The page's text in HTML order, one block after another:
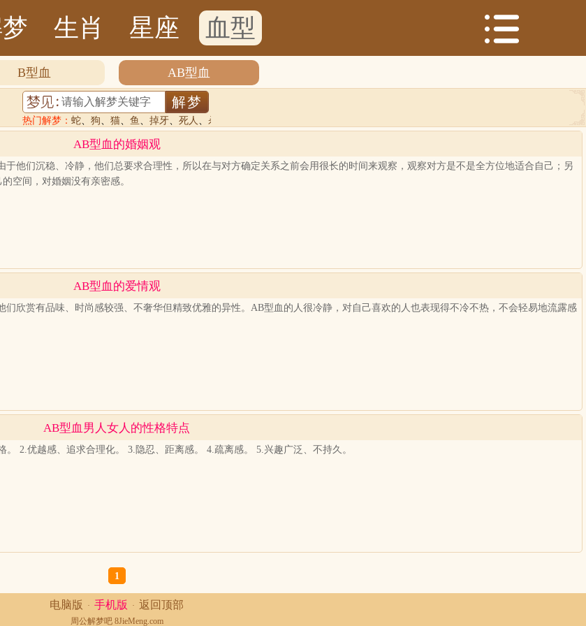
生肖 星座 血型
B型血 AB型血
热门解梦： 蛇 狗 猫 鱼 掉牙 死人 杀人
AB型血的婚姻观
他们沉稳、冷静，他们总要求合理性，所以在与对方确定关系之前会用很长的时间来观察，观察对方是不是全方位地适合自己；另
空间，对婚姻没有亲密感。
AB型血的爱情观
们欣赏有品味、时尚感较强、不奢华但精致优雅的异性。AB型血的人很冷静，对自己喜欢的人也表现得不冷不热，不会轻易地流露感
AB型血男人女人的性格特点
2.优越感、追求合理化。 3.隐忍、距离感。 4.疏离感。 5.兴趣广泛、不持久。
1
电脑版 · 手机版 · 返回顶部
周公解梦吧 8JieMeng.com